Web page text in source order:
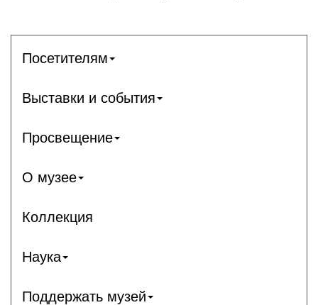
Посетителям
Выставки и события
Просвещение
О музее
Коллекция
Наука
Поддержать музей